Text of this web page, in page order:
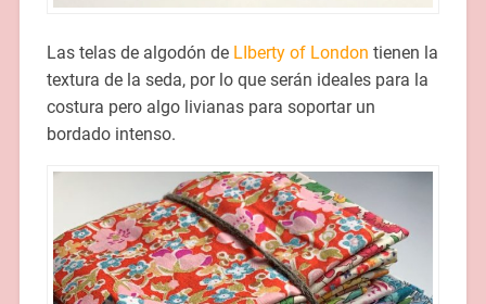
Las telas de algodón de LIberty of London tienen la
textura de la seda, por lo que serán ideales para la
costura pero algo livianas para soportar un
bordado intenso.